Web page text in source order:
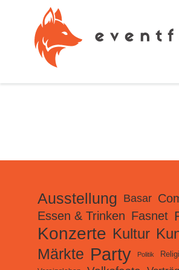
Ausstellung Basar
Essen & Trinken Fasnet
Konzerte Kultur
Märkte Party Politik